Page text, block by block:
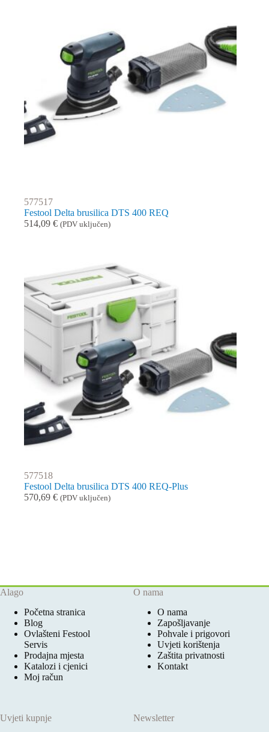
577517
Festool Delta brusilica DTS 400 REQ
514,09 € (PDV uključen)
577518
Festool Delta brusilica DTS 400 REQ-Plus
570,69 € (PDV uključen)
Alago
Početna stranica
Blog
Ovlašteni Festool
Servis
Prodajna mjesta
Katalozi i cjenici
Moj račun
O nama
O nama
Zapošljavanje
Pohvale i prigovori
Uvjeti korištenja
Zaštita privatnosti
Kontakt
Uvjeti kupnje
Newsletter